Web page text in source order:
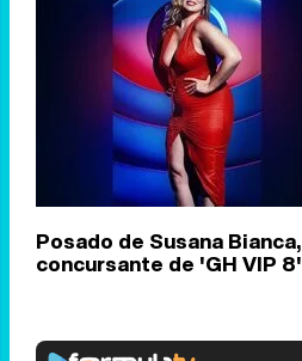
Posado de Susana Bianca,
concursante de 'GH VIP 8'